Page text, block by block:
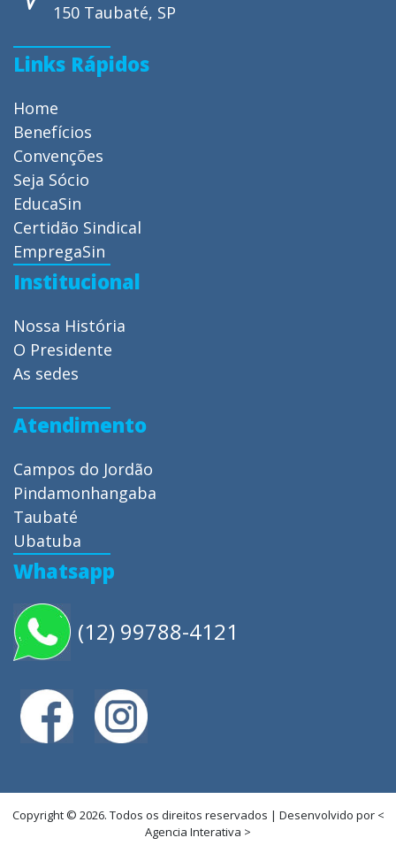
150 Taubaté, SP
Links Rápidos
Home
Benefícios
Convenções
Seja Sócio
EducaSin
Certidão Sindical
EmpregaSin
Institucional
Nossa História
O Presidente
As sedes
Atendimento
Campos do Jordão
Pindamonhangaba
Taubaté
Ubatuba
Whatsapp
(12) 99788-4121
Copyright © 2026. Todos os direitos reservados | Desenvolvido por <
Agencia Interativa >